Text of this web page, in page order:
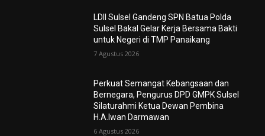
LDII Sulsel Gandeng SPN Batua Polda
Sulsel Bakal Gelar Kerja Bersama Bakti
untuk Negeri di TMP Panaikang
7 Agustus 2026
Perkuat Semangat Kebangsaan dan
Bernegara, Pengurus DPD GMPK Sulsel
Silaturahmi Ketua Dewan Pembina
H.A.Iwan Darmawan
6 Agustus 2026